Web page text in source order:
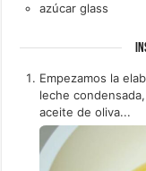
azúcar glass
Empezamos la
leche
aceite de oliva...